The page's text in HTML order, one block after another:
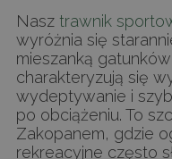
Nasz trawnik
wyróżnia się
mieszanką
charakteryzują się
wydeptywanie i
po obciążeniu. To
Zakopanem, gdzie
rekreacyjne często